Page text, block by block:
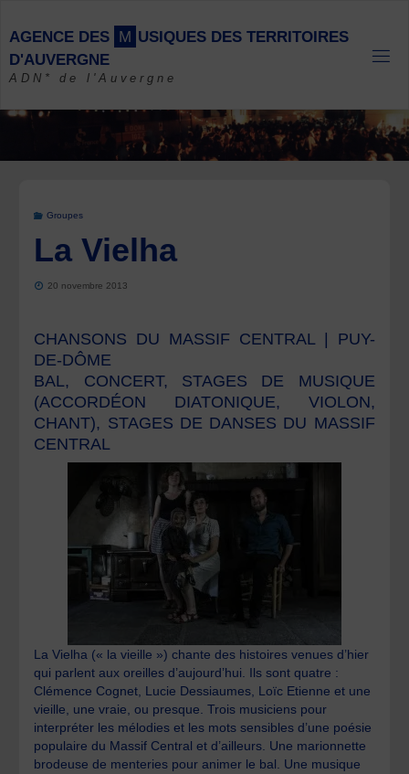
content
AGENCE DES M USIQUES DES TERRITOIRES
D'AUVERGNE
ADN* de l'Auvergne
Groupes
La Vielha
20 novembre 2013
CHANSONS DU MASSIF CENTRAL | PUY-
DE-DÔME
BAL, CONCERT, STAGES DE MUSIQUE
(ACCORDÉON DIATONIQUE, VIOLON,
CHANT), STAGES DE DANSES DU MASSIF
CENTRAL
La Vielha (« la vieille ») chante des histoires venues d’hier
qui parlent aux oreilles d’aujourd’hui. Ils sont quatre :
Clémence Cognet, Lucie Dessiaumes, Loïc Etienne et une
vieille, une vraie, ou presque. Trois musiciens pour
interpréter les mélodies et les mots sensibles d’une poésie
populaire du Massif Central et d’ailleurs. Une marionnette
brodeuse de menteries pour animer le bal. Une musique